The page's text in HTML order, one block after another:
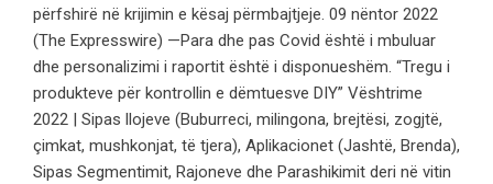
përfshirë në krijimin e kësaj përmbajtjeje. 09 nëntor 2022
(The Expresswire) —Para dhe pas Covid është i mbuluar
dhe personalizimi i raportit është i disponueshëm. “Tregu i
produkteve për kontrollin e dëmtuesve DIY” Vështrime
2022 | Sipas llojeve (Buburreci, milingona, brejtësi, zogjtë,
çimkat, mushkonjat, të tjera), Aplikacionet (Jashtë, Brenda),
Sipas Segmentimit, Rajoneve dhe Parashikimit deri në vitin